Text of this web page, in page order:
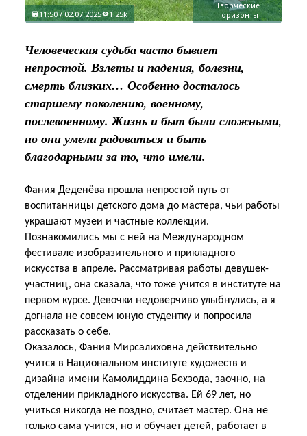
Творческие
горизонты
11:50 / 02.07.2025 1.25k
Человеческая судьба часто бывает
непростой. Взлеты и падения, болезни,
смерть близких… Особенно досталось
старшему поколению, военному,
послевоенному. Жизнь и быт были сложными,
но они умели радоваться и быть
благодарными за то, что имели.
Фания Деденёва прошла непростой путь от
воспитанницы детского дома до мастера, чьи работы
украшают музеи и частные коллекции.
Познакомились мы с ней на Международном
фестивале изобразительного и прикладного
искусства в апреле. Рассматривая работы девушек-
участниц, она сказала, что тоже учится в институте на
первом курсе. Девочки недоверчиво улыбнулись, а я
догнала не совсем юную студентку и попросила
рассказать о себе.
Оказалось, Фания Мирсалиховна действительно
учится в Национальном институте художеств и
дизайна имени Камолиддина Бехзода, заочно, на
отделении прикладного искусства. Ей 69 лет, но
учиться никогда не поздно, считает мастер. Она не
только сама учится, но и обучает детей, работает в